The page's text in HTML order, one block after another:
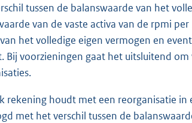
tussen de balanswaarde van het
van de vaste activa van de rpmi
het volledige eigen vermogen en
Bij voorzieningen gaat het uitsluitend
rekening houdt met een reorganisatie in
met het verschil tussen de